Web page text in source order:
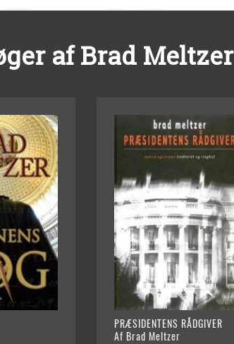
af Brad Meltzer
PRÆSIDENTENS RÅDGIVER
Af Brad Meltzer